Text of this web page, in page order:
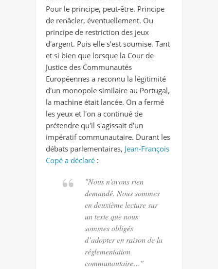
Pour le principe, peut-être. Principe
de renâcler, éventuellement. Ou
principe de restriction des jeux
d'argent. Puis elle s'est soumise. Tant
et si bien que lorsque la Cour de
Justice des Communautés
Européennes a reconnu la légitimité
d'un monopole similaire au Portugal,
la machine était lancée. On a fermé
les yeux et l'on a continué de
prétendre qu'il s'agissait d'un
impératif communautaire. Durant les
débats parlementaires, Jean-François
Copé a déclaré :
"Nous n'avons rien
demandé. Nous sommes
en deuxième lecture sur
un texte que nous
sommes obligés
d’adopter en raison de la
réglementation
communautaire…"